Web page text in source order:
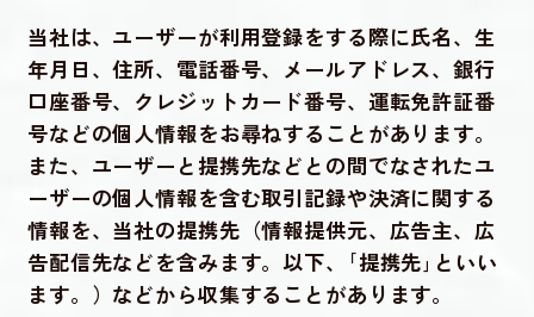
当社は、ユーザーが利用登録をする際に氏名、生
年月日、住所、電話番号、メールアドレス、銀行
口座番号、クレジットカード番号、運転免許証番
号などの個人情報をお尋ねすることがあります。
また、ユーザーと提携先などとの間でなされたユ
ーザーの個人情報を含む取引記録や決済に関する
情報を、当社の提携先（情報提供元、広告主、広
告配信先などを含みます。以下、｢提携先｣といい
ます。）などから収集することがあります。